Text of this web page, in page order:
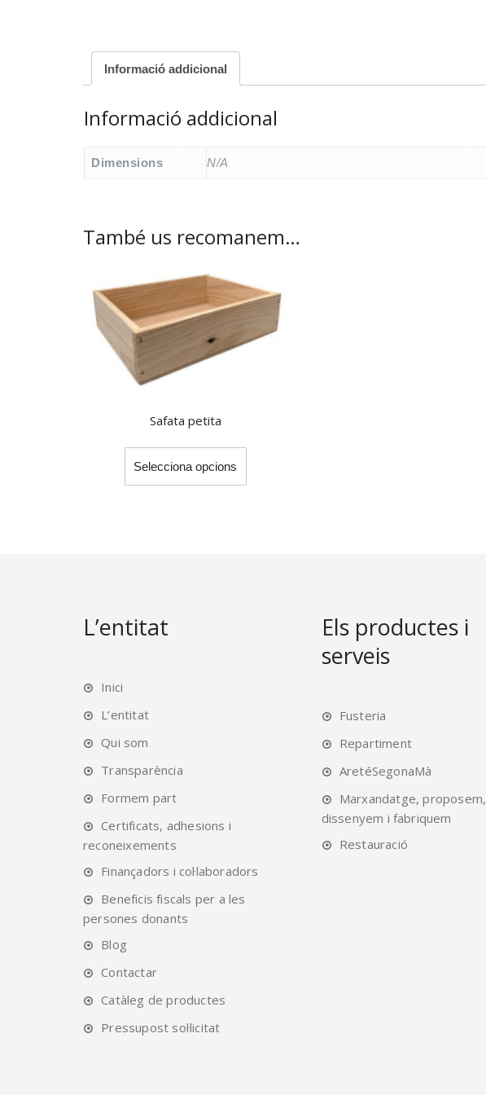
Informació addicional
Informació addicional
Dimensions N/A
També us recomanem…
Safata petita
Selecciona opcions
This
has
L’entitat
Inici
L’entitat
Qui som
Transparència
Formem part
Certificats, adhesions i
reconeixements
Finançadors i col·laboradors
Beneficis fiscals per a les
persones donants
Blog
Contactar
Catàleg de productes
Pressupost sol·licitat
Els productes i
serveis
Fusteria
Repartiment
AretéSegonaMà
Marxandatge, proposem,
dissenyem i fabriquem
Restauració